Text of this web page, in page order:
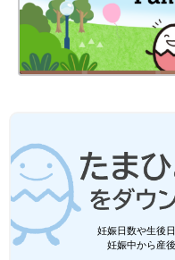
妊娠日数や生後
妊娠中から産